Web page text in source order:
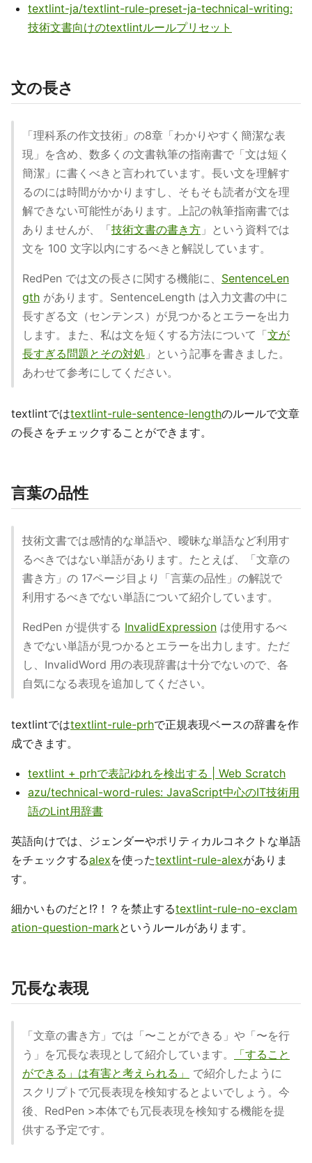
textlint-ja/textlint-rule-preset-ja-technical-writing:
技術文書向けのtextlintルールプリセット
文の長さ
「理科系の作文技術」の8章「わかりやすく簡潔な表
現」を含め、数多くの文書執筆の指南書で「文は短く
簡潔」に書くべきと言われています。長い文を理解す
るのには時間がかかりますし、そもそも読者が文を理
解できない可能性があります。上記の執筆指南書では
ありませんが、「技術文書の書き方 」という資料では
文を 100 文字以内にするべきと解説しています。
RedPen では文の長さに関する機能に、 SentenceLen
gth があります。SentenceLength は入力文書の中に
長すぎる文（センテンス）が見つかるとエラーを出力
します。また、私は文を短くする方法について「文が
長すぎる問題とその対処 」という記事を書きました。
あわせて参考にしてください。
textlintではtextlint-rule-sentence-lengthのルールで文章
の長さをチェックすることができます。
言葉の品性
技術文書では感情的な単語や、曖昧な単語など利用す
るべきではない単語があります。たとえば、「文章の
書き方」の 17ページ目より「言葉の品性」の解説で
利用するべきでない単語について紹介しています。
RedPen が提供する InvalidExpression は使用するべ
きでない単語が見つかるとエラーを出力します。ただ
し、InvalidWord 用の表現辞書は十分でないので、各
自気になる表現を追加してください。
textlintではtextlint-rule-prhで正規表現ベースの辞書を作
成できます。
textlint + prhで表記ゆれを検出する | Web Scratch
azu/technical-word-rules: JavaScript中心のIT技術用
語のLint用辞書
英語向けでは、ジェンダーやポリティカルコネクトな単語
をチェックするalexを使ったtextlint-rule-alexがありま
す。
細かいものだと!?！？を禁止するtextlint-rule-no-exclam
ation-question-markというルールがあります。
冗長な表現
「文章の書き方」では「〜ことができる」や「〜を行
う」を冗長な表現として紹介しています。
「すること
ができる」は有害と考えられる」
で紹介したように
スクリプトで冗長表現を検知するとよいでしょう。今
後、RedPen >本体でも冗長表現を検知する機能を提
供する予定です。